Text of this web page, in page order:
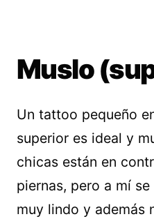
Muslo
Un tattoo pequeño
superior es ideal y
chicas están en
piernas, pero a mí
muy lindo y además